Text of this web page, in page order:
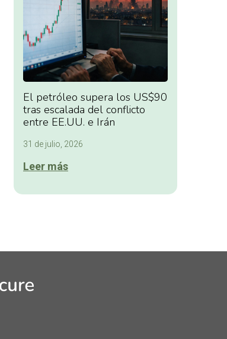
El petróleo supera los US$90
tras escalada del conflicto
entre EE.UU. e Irán
31 de julio, 2026
Leer más